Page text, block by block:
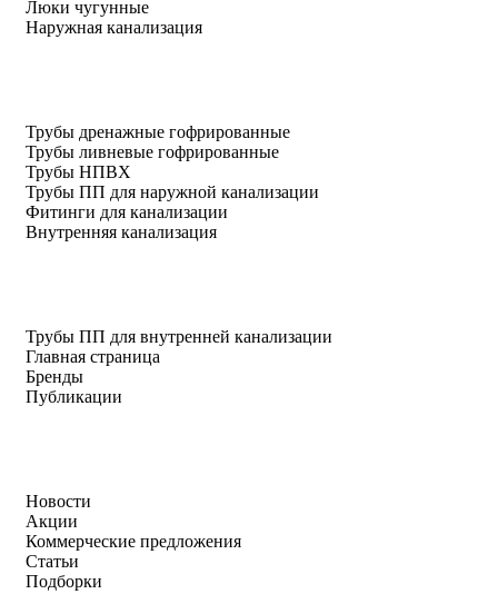
Люки чугунные
Наружная канализация
Трубы дренажные гофрированные
Трубы ливневые гофрированные
Трубы НПВХ
Трубы ПП для наружной канализации
Фитинги для канализации
Внутренняя канализация
Трубы ПП для внутренней канализации
Главная страница
Бренды
Публикации
Новости
Акции
Коммерческие предложения
Статьи
Подборки